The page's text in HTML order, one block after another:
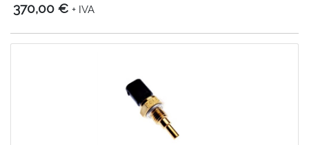
370,00 € + IVA